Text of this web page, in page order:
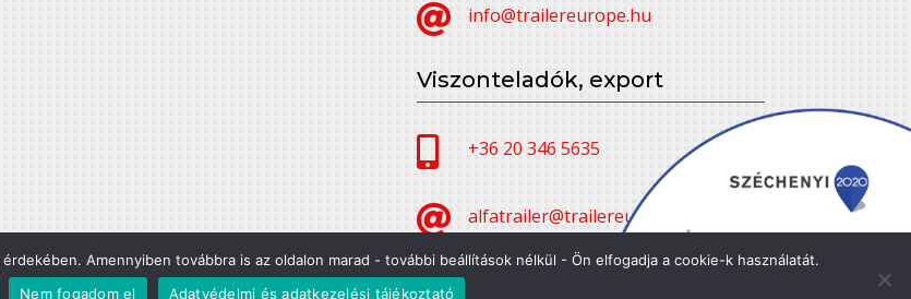
 info@trailereurope.hu
Viszonteladók, export
 +36 20 346 5635
 alfatrailer@trailereurope.hu
Amennyiben továbbra is az oldalon marad - további beállítások nélkül - Ön elfogadja a cookie-k használatát.
Nem fogadom el Adatvédelmi és adatkezelési tájékoztató